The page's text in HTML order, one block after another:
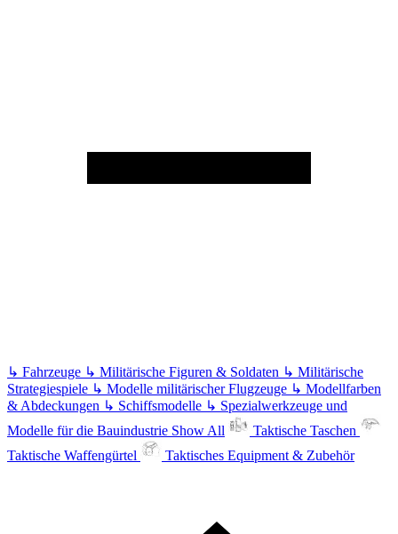
↳ Fahrzeuge ↳ Militärische Figuren & Soldaten ↳ Militärische
Strategiespiele ↳ Modelle militärischer Flugzeuge ↳ Modellfarben
& Abdeckungen ↳ Schiffsmodelle ↳ Spezialwerkzeuge und
Modelle für die Bauindustrie Show All
Taktische Taschen
Taktische Waffengürtel
Taktisches Equipment & Zubehör